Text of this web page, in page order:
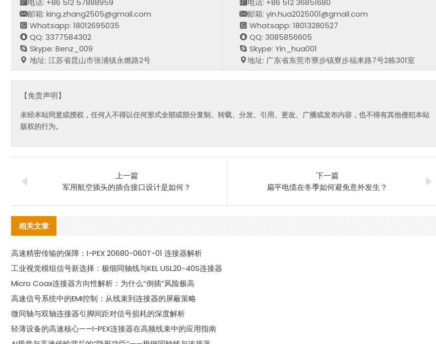
电话: +86 512 57888959
邮箱: king.zhang2505@gmail.com
Whatsapp: 18012695035
QQ: 3377584302
Skype: Benz_009
地址: 江苏省昆山市张浦镇永燃路2号
电话: +86 512 36851680
邮箱: yin.hua2025001@gmail.com
Whatsapp: 18013280527
QQ: 3085856605
Skype: Yin_hua001
地址: 广东省东莞市寮步镇寮步福来路7号2栋301室
【免责声明】
未经本站同意或授权，任何人不得以任何形式全部或部分复制、转载、分发、引用、更改、广播或发布内容，也不得有其他侵犯本站
版权的行为。
上一篇
军用航空插头的插合接口设计是如何？
下一篇
扁平电缆在冬季如何避免意外发生？
相关文章
高速精密传输的保障：I-PEX 20680-060T-01 连接器解析
工业视觉模组信号新选择：极细同轴线与KEL USL20-40S连接器
Micro Coax连接器方向性解析：为什么“倒插”风险极高
高速信号系统中的EMI控制：从线束到连接器的屏蔽策略
微同轴与双轴连接器引脚间距对信号损耗的深度解析
轻薄设备的高速核心——I-PEX连接器在高频线束中的应用指南